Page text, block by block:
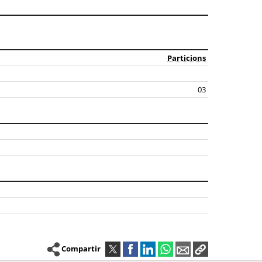
Particions
03
Compartir